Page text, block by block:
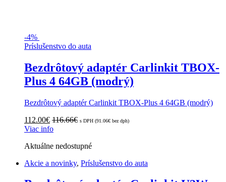
-4%
Príslušenstvo do auta
Bezdrôtový adaptér Carlinkit TBOX-
Plus 4 64GB (modrý)
Bezdrôtový adaptér Carlinkit TBOX-Plus 4 64GB (modrý)
112.00€ 116.66€ s DPH (91.06€ bez dph)
Viac info
Aktuálne nedostupné
Akcie a novinky, Príslušenstvo do auta